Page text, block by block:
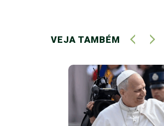
VEJA TAMBÉM